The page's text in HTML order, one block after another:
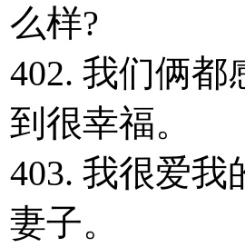
么样?
402. 我们俩都
到很幸福。
403. 我很爱我
妻子。